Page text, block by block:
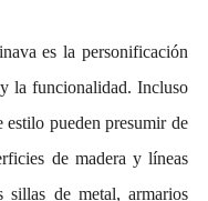
es la personificación
la funcionalidad. Incluso
estilo pueden presumir de
de madera y líneas
sillas de metal, armarios